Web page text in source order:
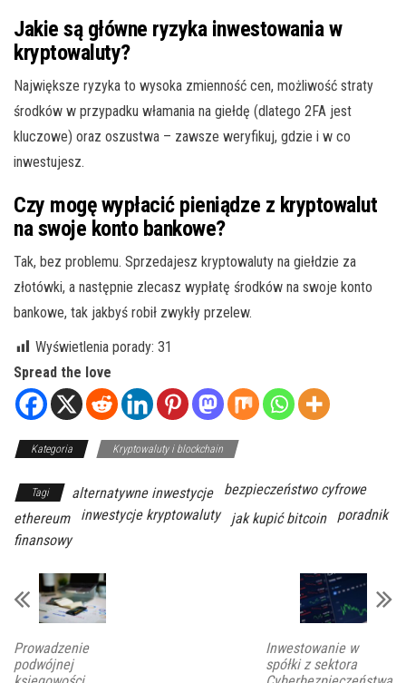
Jakie są główne ryzyka inwestowania w
kryptowaluty?
Największe ryzyka to wysoka zmienność cen, możliwość straty
środków w przypadku włamania na giełdę (dlatego 2FA jest
kluczowe) oraz oszustwa – zawsze weryfikuj, gdzie i w co
inwestujesz.
Czy mogę wypłacić pieniądze z kryptowalut
na swoje konto bankowe?
Tak, bez problemu. Sprzedajesz kryptowaluty na giełdzie za
złotówki, a następnie zlecasz wypłatę środków na swoje konto
bankowe, tak jakbyś robił zwykły przelew.
Wyświetlenia porady: 31
Spread the love
Kategoria Kryptowaluty i blockchain
Tagi alternatywne inwestycje
bezpieczeństwo cyfrowe
ethereum
inwestycje kryptowaluty jak kupić bitcoin
poradnik
finansowy
Prowadzenie
podwójnej
Inwestowanie w
spółki z sektora